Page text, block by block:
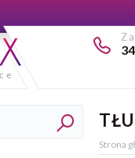
Strona